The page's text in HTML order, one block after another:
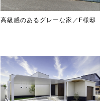
高級感のあるグレーな家／F様邸